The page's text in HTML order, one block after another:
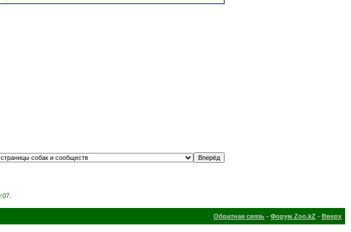
.
Обратная связь - Форум Zoo.kZ - Вверх